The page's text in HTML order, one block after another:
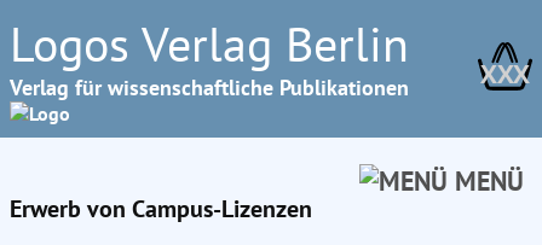
Logos Verlag Berlin
Verlag für wissenschaftliche Publikationen XXX
MENÜ
Erwerb von Campus-Lizenzen